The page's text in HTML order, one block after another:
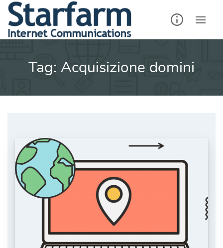
Skip
content
Tag: Acquisizione domini